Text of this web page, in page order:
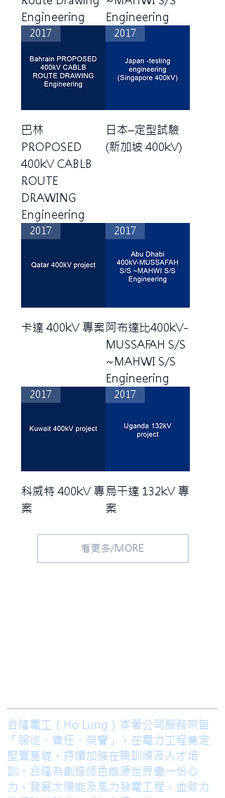
Engineering
Engineering
2017
巴林
PROPOSED
400kV CABLB
ROUTE
DRAWING
Engineering
2017
日本–定型試驗
(新加坡 400kV)
2017
卡達 400kV 專案
2017
阿布達比400kV-
MUSSAFAH S/S
~MAHWI S/S
Engineering
2017
科威特 400kV 專
案
2017
烏干達 132kV 專
案
看更多/MORE
Join us
合隆電工（Ho Lung）本著公司服務宗旨
「服從、責任、榮譽」，在電力工程奠定
堅實基礎，持續加強在職訓練及人才培
訓。合隆為創造綠色能源世界盡一份心
力，發展太陽能及風力發電工程，並致力